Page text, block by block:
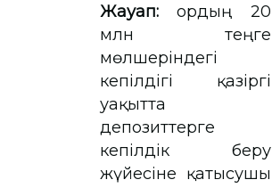
Жауап: Қордың 20
млн теңге
мөлшеріндегі
кепілдігі қазіргі
уақытта
депозиттерге
кепілдік беру
жүйесіне қатысушы